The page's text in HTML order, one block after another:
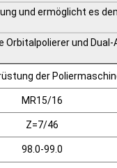
und ermöglicht es
und
der
MR15/16
Z=7/46
98.0-99.0